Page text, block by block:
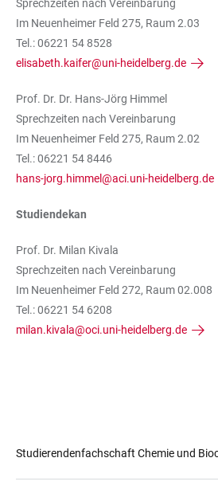
Sprechzeiten nach Vereinbarung
Im Neuenheimer Feld 275, Raum 2.03
Tel.: 06221 54 8528
elisabeth.kaifer@uni-heidelberg.de
Prof. Dr. Dr. Hans-Jörg Himmel
Sprechzeiten nach Vereinbarung
Im Neuenheimer Feld 275, Raum 2.02
Tel.: 06221 54 8446
hans-jorg.himmel@aci.uni-heidelberg.de
Studiendekan
Prof. Dr. Milan Kivala
Sprechzeiten nach Vereinbarung
Im Neuenheimer Feld 272, Raum 02.008
Tel.: 06221 54 6208
milan.kivala@oci.uni-heidelberg.de
Studierendenfachschaft Chemie und